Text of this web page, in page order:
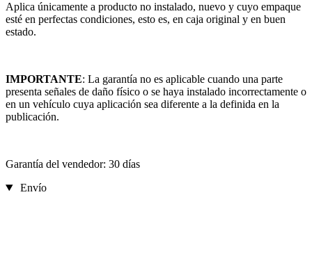
Aplica únicamente a producto no instalado, nuevo y cuyo empaque
esté en perfectas condiciones, esto es, en caja original y en buen
estado.
IMPORTANTE: La garantía no es aplicable cuando una parte
presenta señales de daño físico o se haya instalado incorrectamente o
en un vehículo cuya aplicación sea diferente a la definida en la
publicación.
Garantía del vendedor: 30 días
Envío